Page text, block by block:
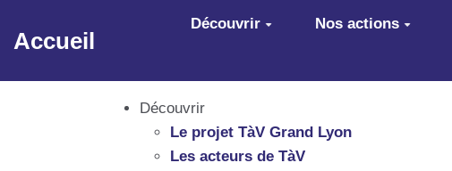
Aller au contenu principal
Accueil
Découvrir Nos actions
Découvrir
Le projet TàV Grand Lyon
Les acteurs de TàV